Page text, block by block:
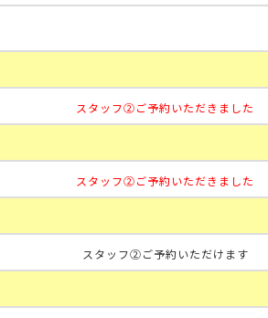
スタッフ②ご予約いただきました
スタッフ②ご予約いただきました
スタッフ②ご予約いただけます